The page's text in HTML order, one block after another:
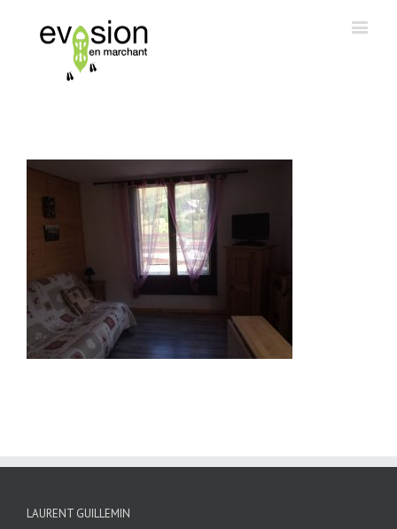
LAURENT GUILLEMIN